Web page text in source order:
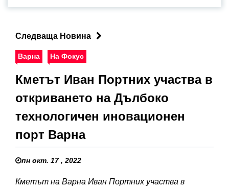
Следваща Новина
Варна На Фокус
Кметът Иван Портних участва в
откриването на Дълбоко
технологичен иновационен
порт Варна
пн окт. 17 , 2022
Кметът на Варна Иван Портних участва в